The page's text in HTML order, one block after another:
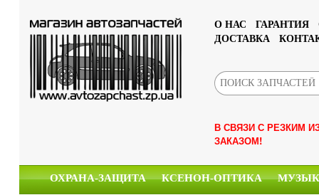
О НАС ГАРАНТИЯ
ДОСТАВКА
В СВЯЗИ С РЕЗКИМ
ЗАКАЗОМ!
ОХРАНА-ЗАЩИТА КСЕНОН-ОПТИКА